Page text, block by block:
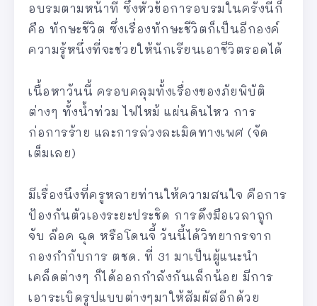
อบรมตามหน้าที่ ซึ่งหัวข้อการอบรมในครั้งนี้ก็
คือ ทักษะชีวิต ซึ่งเรื่องทักษะชีวิตก็เป็นอีกองค์
ความรู้หนึ่งที่จะช่วยให้นักเรียนเอาชีวิตรอดได้
เนื้อหาวันนี้ ครอบคลุมทั้งเรื่องของภัยพิบัติ
ต่างๆ ทั้งน้ำท่วม ไฟไหม้ แผ่นดินไหว การ
ก่อการร้าย และการล่วงละเมิดทางเพศ (จัด
เต็มเลย)
มีเรื่องนึงที่ครูหลายท่านให้ความสนใจ คือการ
ป้องกันตัวเองระยะประชิด การดึงมือเวลาถูก
จับ ล๊อค ฉุด หรือโดนจี้ วันนี้ได้วิทยากรจาก
กองกำกับการ ตชด. ที่ 31 มาเป็นผู้แนะนำ
เคล็ดต่างๆ ก็ได้ออกกำลังกันเล็กน้อย มีการ
เอาระเบิดรูปแบบต่างๆมาให้สัมผัสอีกด้วย